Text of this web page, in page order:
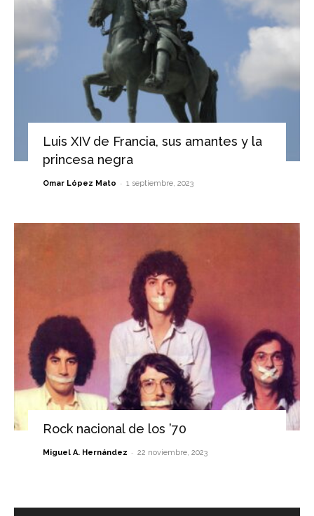
Luis XIV de Francia, sus amantes y la
princesa negra
Omar López Mato - 1 septiembre, 2023
Rock nacional de los ’70
Miguel A. Hernández - 22 noviembre, 2023